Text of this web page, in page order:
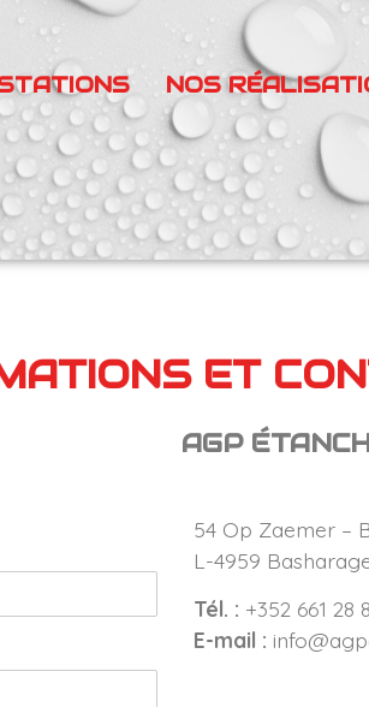
NOS
ET
AGP
54 Op Zaemer –
L-4959
Tél. : +352 661 28
E-mail :